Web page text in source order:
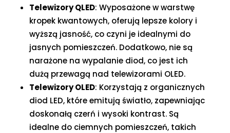
Telewizory QLED: Wyposażone w warstwę
kropek kwantowych, oferują lepsze kolory i
wyższą jasność, co czyni je idealnymi do
jasnych pomieszczeń. Dodatkowo, nie są
narażone na wypalanie diod, co jest ich
dużą przewagą nad telewizorami OLED.
Telewizory OLED: Korzystają z organicznych
diod LED, które emitują światło, zapewniając
doskonałą czerń i wysoki kontrast. Są
idealne do ciemnych pomieszczeń, takich